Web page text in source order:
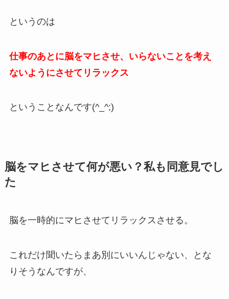
というのは
仕事のあとに脳をマヒさせ、いらないことを考え
ないようにさせてリラックス
ということなんです(^_^;)
脳をマヒさせて何が悪い？私も同意見でし
た
脳を一時的にマヒさせてリラックスさせる。
これだけ聞いたらまあ別にいいんじゃない、とな
りそうなんですが、